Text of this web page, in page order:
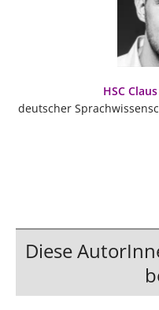
HSC
deutscher
Diese